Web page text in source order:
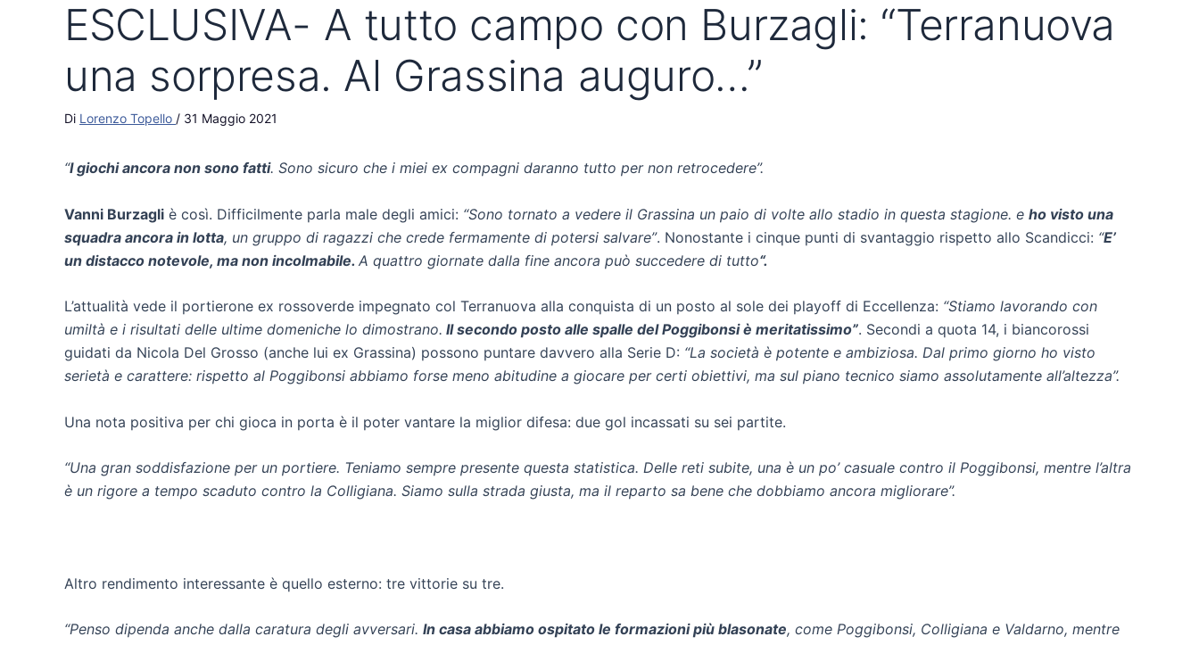
ESCLUSIVA- A tutto campo con Burzagli: “Terranuova
una sorpresa. Al Grassina auguro…”
Di Lorenzo Topello / 31 Maggio 2021
“I giochi ancora non sono fatti. Sono sicuro che i miei ex compagni daranno tutto per non retrocedere”.
Vanni Burzagli è così. Difficilmente parla male degli amici: “Sono tornato a vedere il Grassina un paio di volte allo stadio in questa stagione. e ho visto una
squadra ancora in lotta, un gruppo di ragazzi che crede fermamente di potersi salvare”. Nonostante i cinque punti di svantaggio rispetto allo Scandicci: “E’
un distacco notevole, ma non incolmabile. A quattro giornate dalla fine ancora può succedere di tutto“.
L’attualità vede il portierone ex rossoverde impegnato col Terranuova alla conquista di un posto al sole dei playoff di Eccellenza: “Stiamo lavorando con
umiltà e i risultati delle ultime domeniche lo dimostrano. Il secondo posto alle spalle del Poggibonsi è meritatissimo”. Secondi a quota 14, i biancorossi
guidati da Nicola Del Grosso (anche lui ex Grassina) possono puntare davvero alla Serie D: “La società è potente e ambiziosa. Dal primo giorno ho visto
serietà e carattere: rispetto al Poggibonsi abbiamo forse meno abitudine a giocare per certi obiettivi, ma sul piano tecnico siamo assolutamente all’altezza”.
Una nota positiva per chi gioca in porta è il poter vantare la miglior difesa: due gol incassati su sei partite.
“Una gran soddisfazione per un portiere. Teniamo sempre presente questa statistica. Delle reti subite, una è un po’ casuale contro il Poggibonsi, mentre l’altra
è un rigore a tempo scaduto contro la Colligiana. Siamo sulla strada giusta, ma il reparto sa bene che dobbiamo ancora migliorare”.
Altro rendimento interessante è quello esterno: tre vittorie su tre.
“Penso dipenda anche dalla caratura degli avversari. In casa abbiamo ospitato le formazioni più blasonate, come Poggibonsi, Colligiana e Valdarno, mentre